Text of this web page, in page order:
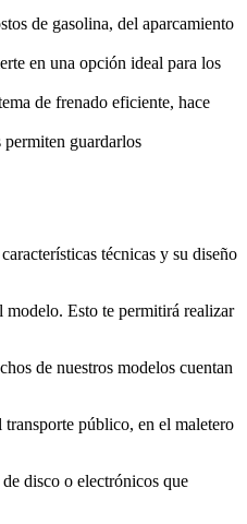
de gasolina, del aparcamiento
en una opción ideal para los
de frenado eficiente, hace
guardarlos
técnicas y su diseño
modelo. Esto te permitirá realizar
de nuestros modelos cuentan
transporte público, en el maletero
disco o electrónicos que